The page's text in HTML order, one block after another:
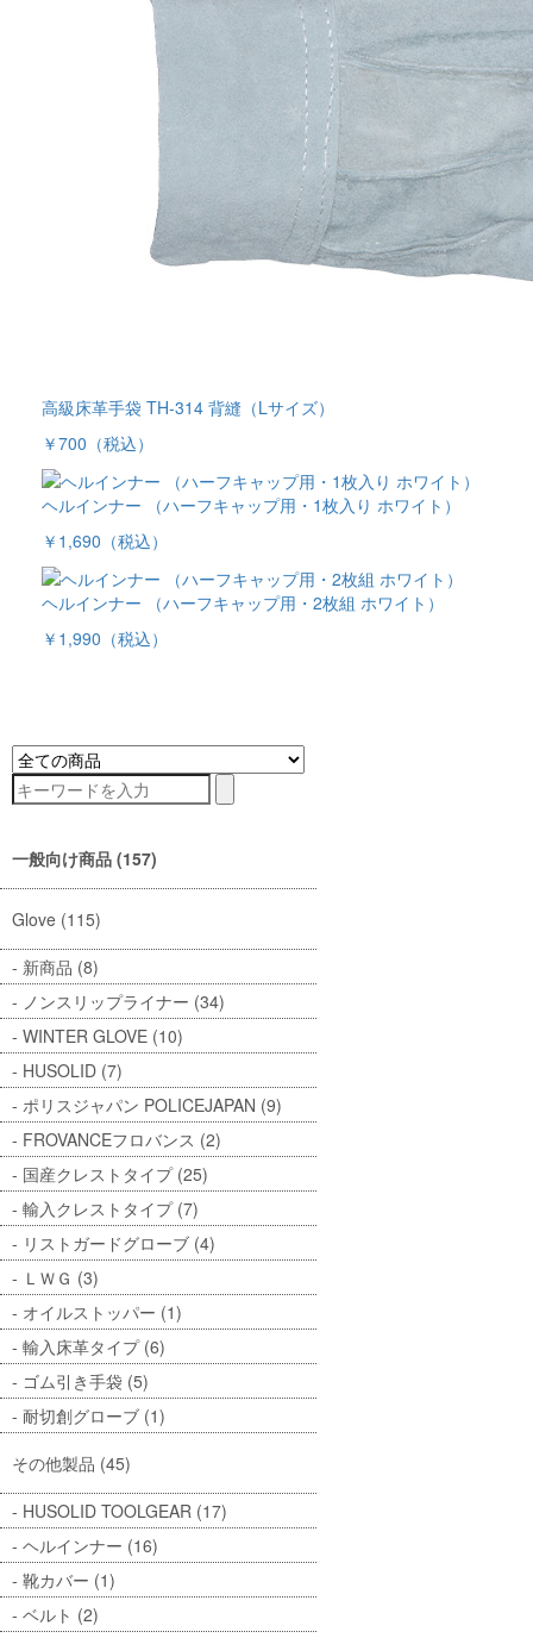
高級床革手袋 TH-314 背縫（Lサイズ）
￥700 （税込）
ヘルインナー （ハーフキャップ用・1枚入り ホワイト）
￥1,690 （税込）
ヘルインナー （ハーフキャップ用・2枚組 ホワイト）
￥1,990 （税込）
一般向け商品 (157)
Glove (115)
新商品 (8)
ノンスリップライナー (34)
WINTER GLOVE (10)
HUSOLID (7)
ポリスジャパン POLICEJAPAN (9)
FROVANCEフロバンス (2)
国産クレストタイプ (25)
輸入クレストタイプ (7)
リストガードグローブ (4)
ＬＷＧ (3)
オイルストッパー (1)
輸入床革タイプ (6)
ゴム引き手袋 (5)
耐切創グローブ (1)
その他製品 (45)
HUSOLID TOOLGEAR (17)
ヘルインナー (16)
靴カバー (1)
ベルト (2)